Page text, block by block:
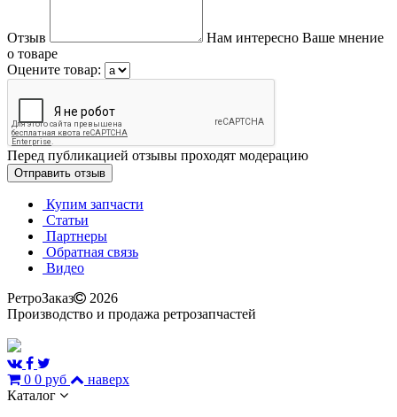
Отзыв
Нам интересно Ваше мнение
о товаре
Оцените товар:
Перед публикацией отзывы проходят модерацию
Купим запчасти
Статьи
Партнеры
Обратная связь
Видео
РетроЗаказ
2026
Производство и продажа ретрозапчастей
0 0 руб
наверх
Каталог